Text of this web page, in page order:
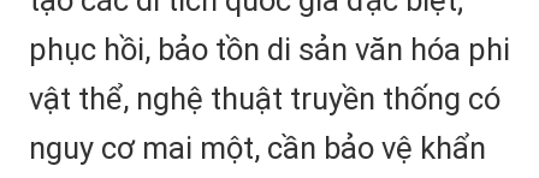
phục hồi, bảo tồn di sản văn hóa phi
vật thể, nghệ thuật truyền thống có
nguy cơ mai một, cần bảo vệ khẩn